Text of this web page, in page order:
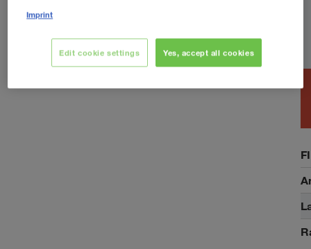
Imprint
Yes, accept all cookies
Edit cookie settings